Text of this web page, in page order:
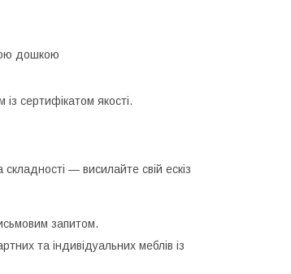
дошкою
сертифікатом якості.
складності — висилайте свій ескіз
запитом.
та індивідуальних меблів із